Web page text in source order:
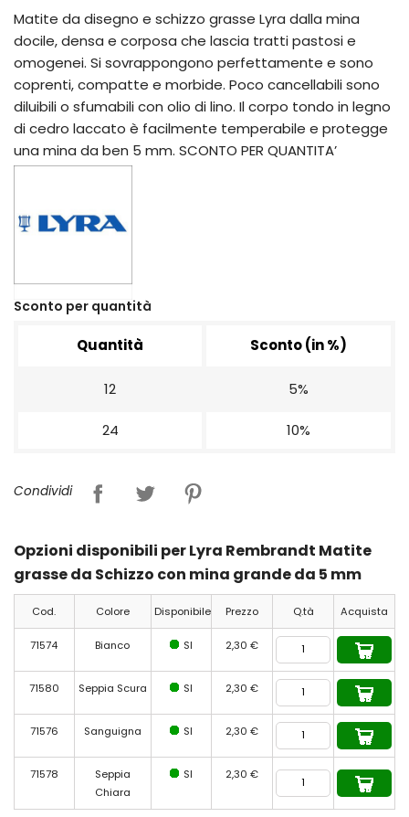
Matite da disegno e schizzo grasse Lyra dalla mina
docile, densa e corposa che lascia tratti pastosi e
omogenei. Si sovrappongono perfettamente e sono
coprenti, compatte e morbide. Poco cancellabili sono
diluibili o sfumabili con olio di lino. Il corpo tondo in legno
di cedro laccato è facilmente temperabile e protegge
una mina da ben 5 mm. SCONTO PER QUANTITA’
Sconto per quantità
Quantità Sconto (in %)
12 5%
24 10%
Condividi
Opzioni disponibili per Lyra Rembrandt Matite
grasse da Schizzo con mina grande da 5 mm
Cod. Colore Disponibile Prezzo Q.tà Acquista
71574 Bianco SI 2,30 €
71580 Seppia Scura SI 2,30 €
71576 Sanguigna SI 2,30 €
71578
Seppia
Chiara
SI 2,30 €